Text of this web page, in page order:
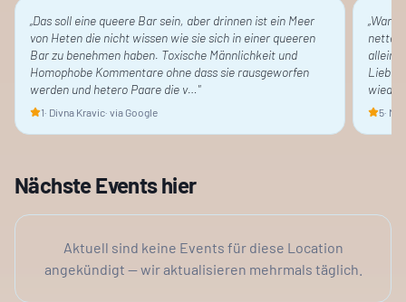
„Das soll eine queere Bar sein, aber drinnen ist ein Meer
von Heten die nicht wissen wie sie sich in einer queeren
Bar zu benehmen haben. Toxische Männlichkeit und
Homophobe Kommentare ohne dass sie rausgeworfen
werden und hetero Paare die v…"
1· Divna Kravic· via Google
„
nettes
alleine
Liebe
5·
Nächste Events hier
Aktuell sind keine Events für diese Location
angekündigt — wir aktualisieren mehrmals täglich.